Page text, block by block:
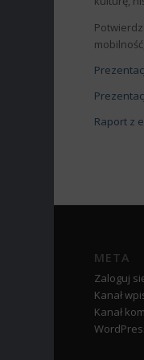
Raport z
META
Zaloguj
Kanał
Kanał